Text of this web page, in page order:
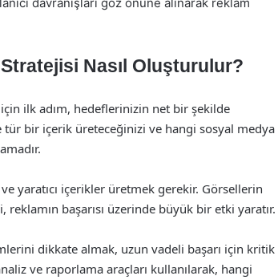
Nasıl Oluşturulur?
ilk adım, hedeflerinizin net bir şekilde
tür bir içerik üreteceğinizi ve hangi sosyal medya
yaratıcı içerikler üretmek gerekir. Görsellerin
başarısı üzerinde büyük bir etki yaratır.
dikkate almak, uzun vadeli başarı için kritik
ve raporlama araçları kullanılarak, hangi